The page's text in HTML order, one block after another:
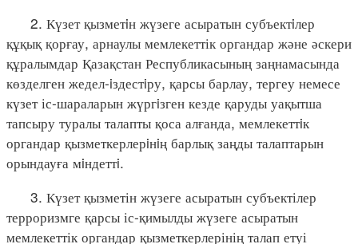
2. Күзет қызметiн жүзеге асыратын субъектiлер
құқық қорғау, арнаулы мемлекеттік органдар және әскери
құралымдар Қазақстан Республикасының заңнамасында
көзделген жедел-iздестiру, қарсы барлау, тергеу немесе
күзет іс-шараларын жүргiзген кезде қаруды уақытша
тапсыру туралы талапты қоса алғанда, мемлекеттiк
органдар қызметкерлерiнiң барлық заңды талаптарын
орындауға мiндеттi.
3. Күзет қызметін жүзеге асыратын субъектілер
терроризмге қарсы іс-қимылды жүзеге асыратын
мемлекеттік органдар қызметкерлерінің талап етуі